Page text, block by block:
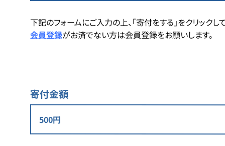
下記のフォームにご入力の上、「寄付をする」をクリックし
会員登録がお済でない方は会員登録をお願いします。
寄付金額